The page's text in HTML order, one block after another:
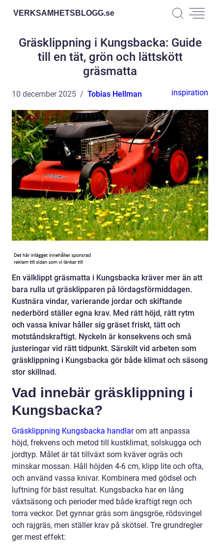
VERKSAMHETSBLOGG.se
Gräsklippning i Kungsbacka: Guide
till en tät, grön och lättskött
gräsmatta
10 december 2025 Tobias Hellman inspiration
En välklippt gräsmatta i Kungsbacka kräver mer än att
bara rulla ut gräsklipparen på lördagsförmiddagen.
Kustnära vindar, varierande jordar och skiftande
nederbörd ställer egna krav. Med rätt höjd, rätt rytm
och vassa knivar håller sig gräset friskt, tätt och
motståndskraftigt. Nyckeln är konsekvens och små
justeringar vid rätt tidpunkt. Särskilt vid arbeten som
gräsklippning i Kungsbacka gör både klimat och säsong
stor skillnad.
Vad innebär gräsklippning i
Kungsbacka?
Gräsklippning Kungsbacka handlarom att anpassa
höjd, frekvens och metod till kustklimat, solskugga och
jordtyp. Målet är tät tillväxt som kväver ogräs och
minskar mossan. Håll höjden 4-6 cm, klipp lite och ofta,
och använd vassa knivar. Kombinera med gödsel och
luftning för bäst resultat. Kungsbacka har en lång
växtsäsong och perioder med både kraftigt regn och
torra veckor. Det gynnar gräs som ängsgröe, rödsvingel
och rajgräs, men ställer krav på skötsel. Tre grundregler
ger mest effekt: